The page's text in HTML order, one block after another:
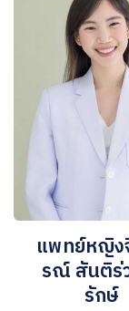
แพทย์หญิง
รณ์ สันติร่
รักษ์